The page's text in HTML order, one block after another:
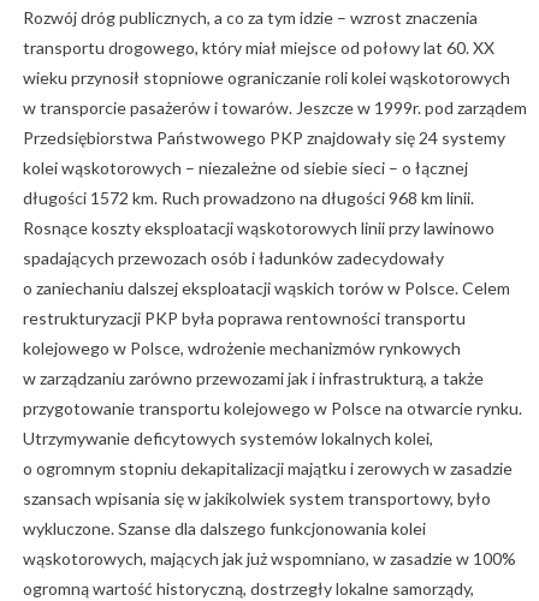
Rozwój dróg publicznych, a co za tym idzie – wzrost znaczenia
transportu drogowego, który miał miejsce od połowy lat 60. XX
wieku przynosił stopniowe ograniczanie roli kolei wąskotorowych
w transporcie pasażerów i towarów. Jeszcze w 1999r. pod zarządem
Przedsiębiorstwa Państwowego PKP znajdowały się 24 systemy
kolei wąskotorowych – niezależne od siebie sieci – o łącznej
długości 1572 km. Ruch prowadzono na długości 968 km linii.
Rosnące koszty eksploatacji wąskotorowych linii przy lawinowo
spadających przewozach osób i ładunków zadecydowały
o zaniechaniu dalszej eksploatacji wąskich torów w Polsce. Celem
restrukturyzacji PKP była poprawa rentowności transportu
kolejowego w Polsce, wdrożenie mechanizmów rynkowych
w zarządzaniu zarówno przewozami jak i infrastrukturą, a także
przygotowanie transportu kolejowego w Polsce na otwarcie rynku.
Utrzymywanie deficytowych systemów lokalnych kolei,
o ogromnym stopniu dekapitalizacji majątku i zerowych w zasadzie
szansach wpisania się w jakikolwiek system transportowy, było
wykluczone. Szanse dla dalszego funkcjonowania kolei
wąskotorowych, mających jak już wspomniano, w zasadzie w 100%
ogromną wartość historyczną, dostrzegły lokalne samorządy,